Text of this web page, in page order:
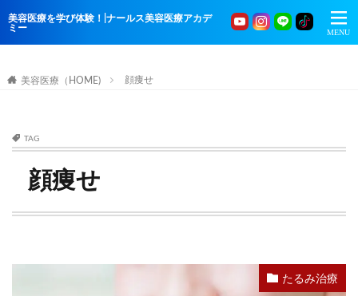
美容医療を学び体験！|ナールス美容医療アカデ
ミー
美容医療（HOME) 顔痩せ
TAG
顔痩せ
たるみ治療